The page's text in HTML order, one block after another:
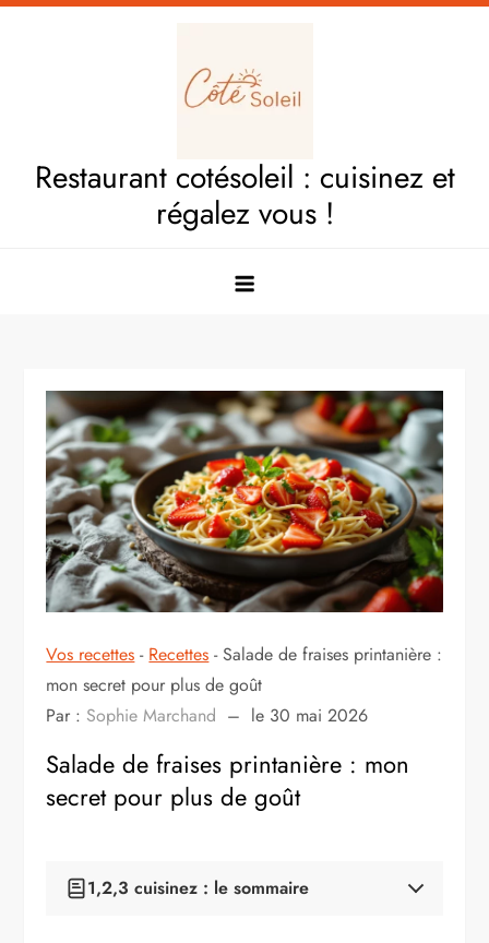
Skip
Restaurant cotésoleil : cuisinez et
régalez vous !
Vos recettes - Recettes -Salade de fraises printanière :
mon secret pour plus de goût
Par : Sophie Marchand – le 30 mai 2026
Salade de fraises printanière : mon
secret pour plus de goût
1,2,3 cuisinez : le sommaire